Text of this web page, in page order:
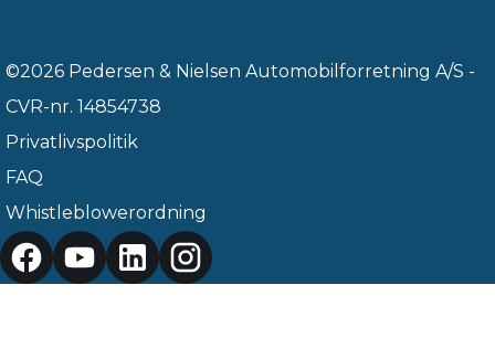
©2026 Pedersen & Nielsen Automobilforretning A/S -
CVR-nr. 14854738
Privatlivspolitik
FAQ
Whistleblowerordning